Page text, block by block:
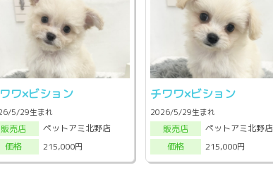
ワ×ビション
5/29生まれ
販売店
ペットアミ北野店
価格
215,000円
チワワ×ビション
2026/5/29生まれ
販売店
ペットアミ北野店
価格
215,000円